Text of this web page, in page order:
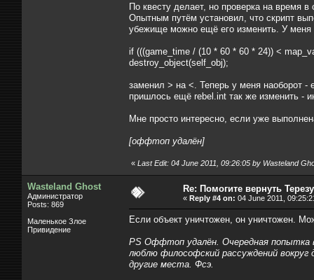
По квесту делает, но проверка на время
Опытным путём установил, что скрипт
убежище можно ещё его изменить. У
if (((game_time / (10 * 60 * 60 * 24)) <
destroy_object(self_obj);
заменил > на <. Теперь у меня наоборот -
пришлось ещё rebel.int так же изменить -
Мне просто интересно, если уже
[оффтоп удалён]
« Last Edit: 04 June 2011, 09:26:05 by Wasteland
Wasteland Ghost
Администратор
Posts: 869
Маленькое Злое
Привидение
Re: Помогите вернуть Терезу
« Reply #4 on: 04 June 2011,
Если объект уничтожен, он уничтожен.
PS Оффтоп удалён. Очередная попытка
люблю философский рассуждений
другие места. Фсэ.